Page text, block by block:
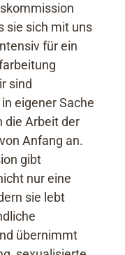
sie sich mit uns
für ein
sind
eigener Sache
die Arbeit der
Anfang an.
gibt
nur eine
sie lebt
übernimmt